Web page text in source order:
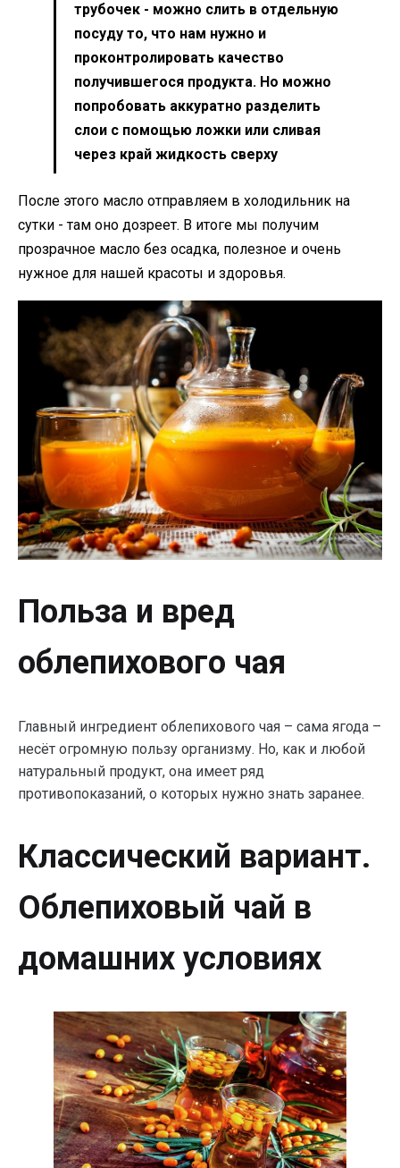
трубочек - можно слить в отдельную
посуду то, что нам нужно и
проконтролировать качество
получившегося продукта. Но можно
попробовать аккуратно разделить
слои с помощью ложки или сливая
через край жидкость сверху
После этого масло отправляем в холодильник на
сутки - там оно дозреет. В итоге мы получим
прозрачное масло без осадка, полезное и очень
нужное для нашей красоты и здоровья.
Польза и вред
облепихового чая
Главный ингредиент облепихового чая – сама ягода –
несёт огромную пользу организму. Но, как и любой
натуральный продукт, она имеет ряд
противопоказаний, о которых нужно знать заранее.
Классический вариант.
Облепиховый чай в
домашних условиях